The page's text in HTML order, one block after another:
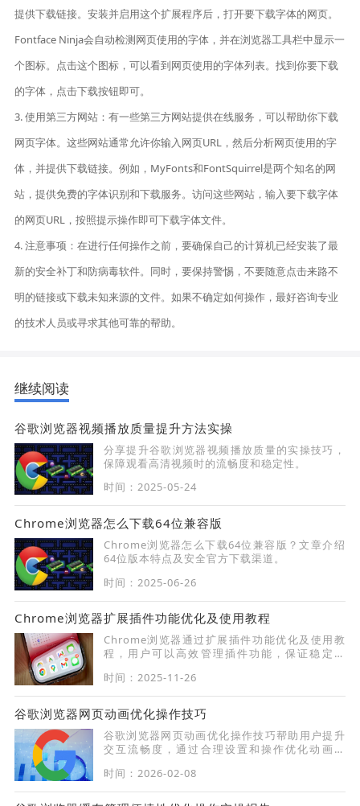
提供下载链接。安装并启用这个扩展程序后，打开要下载字体的网页。
Fontface Ninja会自动检测网页使用的字体，并在浏览器工具栏中显示一
个图标。点击这个图标，可以看到网页使用的字体列表。找到你要下载
的字体，点击下载按钮即可。
3. 使用第三方网站：有一些第三方网站提供在线服务，可以帮助你下载
网页字体。这些网站通常允许你输入网页URL，然后分析网页使用的字
体，并提供下载链接。例如，MyFonts和FontSquirrel是两个知名的网
站，提供免费的字体识别和下载服务。访问这些网站，输入要下载字体
的网页URL，按照提示操作即可下载字体文件。
4. 注意事项：在进行任何操作之前，要确保自己的计算机已经安装了最
新的安全补丁和防病毒软件。同时，要保持警惕，不要随意点击来路不
明的链接或下载未知来源的文件。如果不确定如何操作，最好咨询专业
的技术人员或寻求其他可靠的帮助。
继续阅读
谷歌浏览器视频播放质量提升方法实操
分享提升谷歌浏览器视频播放质量的实操技巧，
保障观看高清视频时的流畅度和稳定性。
时间：2025-05-24
Chrome浏览器怎么下载64位兼容版
Chrome浏览器怎么下载64位兼容版？文章介绍
64位版本特点及安全官方下载渠道。
时间：2025-06-26
Chrome浏览器扩展插件功能优化及使用教程
Chrome浏览器通过扩展插件功能优化及使用教
程，用户可以高效管理插件功能，保证稳定运
时间：2025-11-26
谷歌浏览器网页动画优化操作技巧
谷歌浏览器网页动画优化操作技巧帮助用户提升
交互流畅度，通过合理设置和操作优化动画效
时间：2026-02-08